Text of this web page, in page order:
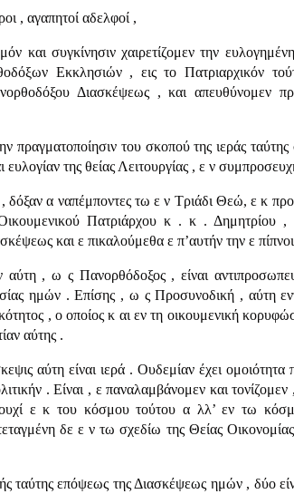
, αγαπητοί αδελφοί ,
και συγκίνησιν χαιρετίζομεν την
Εκκλησιών , εις το Πατριαρχικόν
Διασκέψεως , και απευθύνομεν
πραγματοποίησιν του σκοπού της ιεράς
ευλογίαν της θείας Λειτουργίας , ε ν
δόξαν α ναπέμποντες τω ε ν Τριάδι Θεώ, ε κ
Πατριάρχου κ . κ . Δημητρίου ,
και ε πικαλούμεθα ε π’αυτήν την ε
, ω ς Πανορθόδοξος , είναι
ημών . Επίσης , ω ς Προσυνοδική , αύτη
, ο οποίος κ αι εν τη οικουμενι­κή
αύτης .
αύτη είναι ιερά . Ουδεμίαν έχει
. Είναι , ε παναλαμβάνομεν και
ε κ του κόσμου τούτου α λλ’ εν τω
δε ε ν τω σχεδίω της Θείας
ταύτης επόψεως της Διασκέψεως ημών , δύο